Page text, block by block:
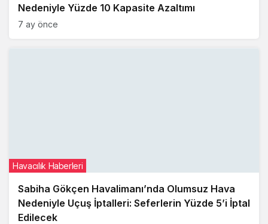
Nedeniyle Yüzde 10 Kapasite Azaltımı
7 ay önce
Sabiha Gökçen Havalimanı’nda Olumsuz Hava
Nedeniyle Uçuş İptalleri: Seferlerin Yüzde 5’i İptal
Edilecek
Havacılık Haberleri